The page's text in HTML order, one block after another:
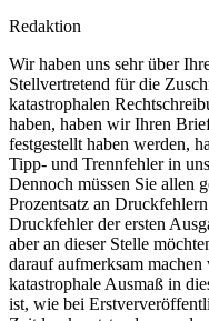
Redaktion
Wir haben uns sehr über
Stellvertretend für die
katastrophalen
haben, haben wir Ihren
festgestellt haben werden,
Tipp- und Trennfehler in
Dennoch müssen Sie allen
Prozentsatz an
Druckfehler der ersten
aber an dieser Stelle
darauf aufmerksam
katastrophale Ausmaß in
ist, wie bei